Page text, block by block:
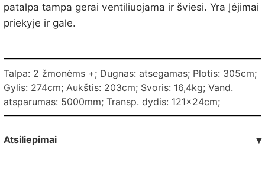
patalpa tampa gerai ventiliuojama ir šviesi. Yra Įėjimai
priekyje ir gale.
Talpa: 2 žmonėms +; Dugnas: atsegamas; Plotis: 305cm;
Gylis: 274cm; Aukštis: 203cm; Svoris: 16,4kg; Vand.
atsparumas: 5000mm; Transp. dydis: 121×24cm;
Atsiliepimai ▾